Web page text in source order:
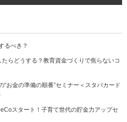
るべき？
たらどうする？教育資金づくりで焦らないコ
“お金の準備の順番”セミナー＜スタバカード
スタート！子育て世代の貯金力アップセ